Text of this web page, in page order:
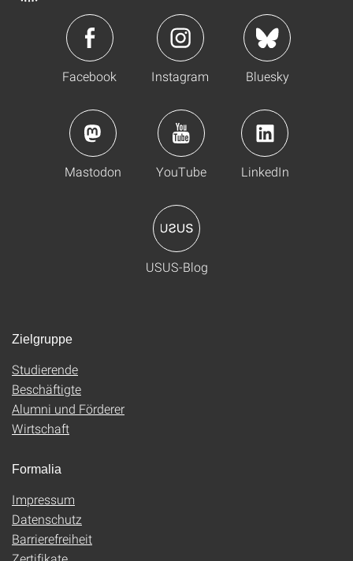
Facebook Instagram Bluesky
Mastodon YouTube LinkedIn
USUS-Blog
Zielgruppe
Studierende
Beschäftigte
Alumni und Förderer
Wirtschaft
Formalia
Impressum
Datenschutz
Barrierefreiheit